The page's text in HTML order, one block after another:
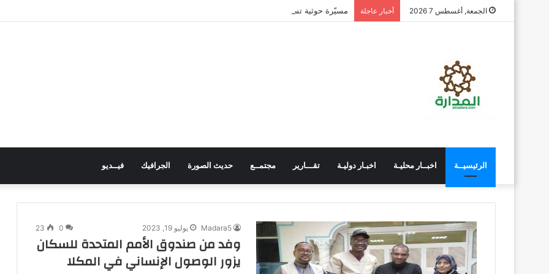
الجمعة, أغسطس 7 2026 أخبار عاجلة مسيّرة حوثية تستهدف محيط مدرسة في حجر بالضالع دون خسائر
الرئيسيــة اخبــار محليـة اخبـار دوليـة تقـــارير مجتمــع حديث الصورة الجرافيك فيــديو
Madara5 يوليو 19, 2023 0
23
وفد من صندوق الأمم المتحدة للسكان
يزور الوصول الإنساني في المكلا